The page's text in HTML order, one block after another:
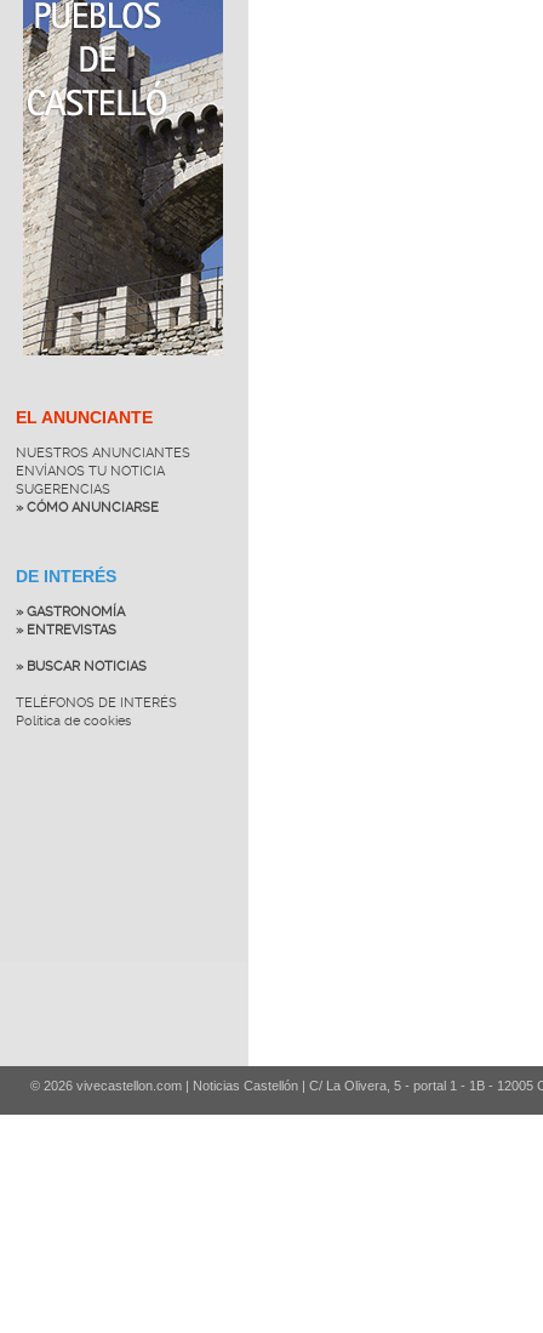
EL ANUNCIANTE
NUESTROS ANUNCIANTES
ENVÍANOS TU NOTICIA
SUGERENCIAS
» CÓMO ANUNCIARSE
DE INTERÉS
» GASTRONOMÍA
» ENTREVISTAS
» BUSCAR NOTICIAS
TELÉFONOS DE INTERÉS
Política de cookies
© 2026 vivecastellon.com | Noticias Castellón | C/ La Olivera, 5 - portal 1 - 1B - 12005